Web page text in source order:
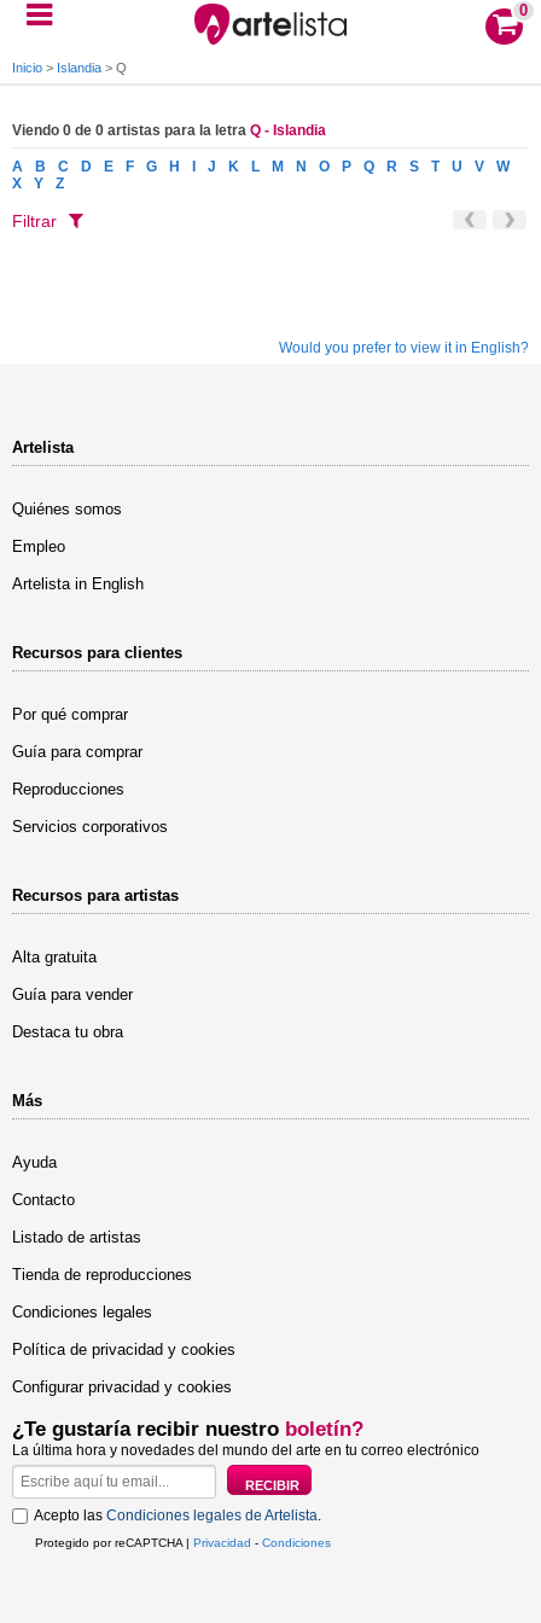
0
Inicio > Islandia > Q
Viendo 0 de 0 artistas para la letra Q - Islandia
A B C D E F G H J K L M N O P Q R S T U V
W
X
Y Z
Filtrar
Would you prefer to view it in English?
Artelista
Quiénes somos
Empleo
Artelista in English
Recursos para clientes
Por qué comprar
Guía para comprar
Reproducciones
Servicios corporativos
Recursos para artistas
Alta gratuita
Guía para vender
Destaca tu obra
Más
Ayuda
Contacto
Listado de artistas
Tienda de reproducciones
Condiciones legales
Política de privacidad y cookies
Configurar privacidad y cookies
¿Te gustaría recibir nuestro boletín?
La última hora y novedades del mundo del arte en tu correo electrónico
Acepto las Condiciones legales de Artelista.
Protegido por reCAPTCHA | Privacidad - Condiciones